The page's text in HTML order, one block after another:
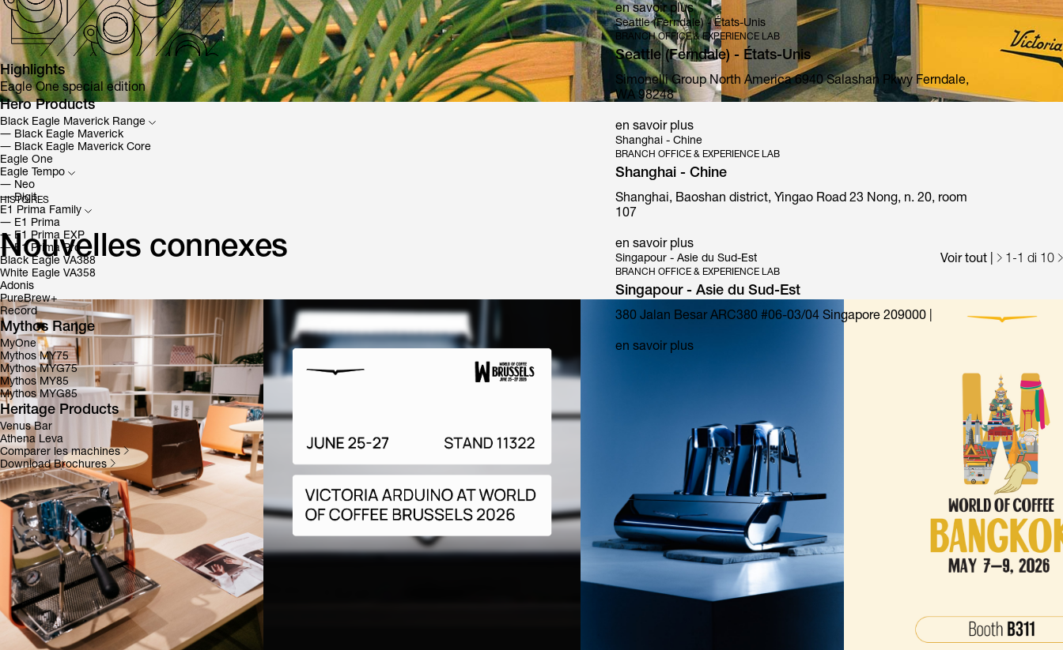
Highlights
Eagle One special edition Mythos E1 Prima special edition
Hero Products
Black Eagle Maverick Range
― Black Eagle Maverick
― Black Eagle Maverick Core
Eagle One
Eagle Tempo
― Neo
―Digit
E1 Prima Family
― E1 Prima
― E1 Prima EXP
―E1 Prima Pro
Black Eagle VA388
White Eagle VA358
Adonis
PureBrew+
Record
Mythos Range
MyOne
Mythos MY75
Mythos MYG75
Mythos MY85
Mythos MYG85
Heritage Products
Venus Bar
Athena Leva
Comparer les machines
Download Brochures
en savoir plus
Seattle (Ferndale) - États-Unis
BRANCH OFFICE & EXPERIENCE LAB
Seattle (Ferndale) - États-Unis
Simonelli Group North America 6940 Salashan Pkwy Ferndale,
WA 98248
en savoir plus
Shanghai - Chine
BRANCH OFFICE & EXPERIENCE LAB
Shanghai - Chine
Shanghai, Baoshan district, Yingao Road 23 Nong, n. 20, room
107
en savoir plus
Singapour - Asie du Sud-Est
BRANCH OFFICE & EXPERIENCE LAB
Singapour - Asie du Sud-Est
380 Jalan Besar ARC380 #06-03/04 Singapore 209000 |
en savoir plus
HISTOIRES
Nouvelles connexes Voir tout 1 - 1 di 10